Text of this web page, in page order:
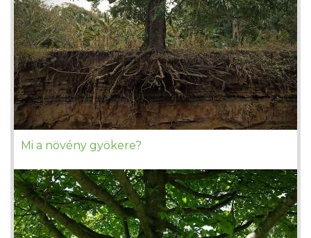
Mi a növény gyökere?